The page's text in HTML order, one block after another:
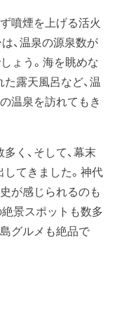
噴煙を上げる活火
、温泉の源泉数が
ょう。海を眺めな
露天風呂など、温
温泉を訪れてもき
く、そして、幕末
てきました。神代
が感じられるのも
景スポットも数多
グルメも絶品で